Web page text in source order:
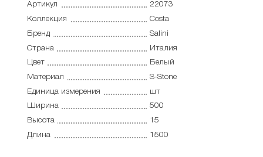
Артикул
22073
Коллекция
Costa
Бренд
Salini
Страна
Италия
Цвет
Белый
Материал
S-Stone
Единица измерения
шт
Ширина
500
Высота
15
Длина
1500